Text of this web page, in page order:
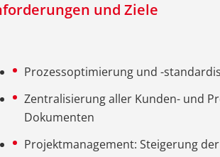
und Ziele
Prozessoptimierung und -
Zentralisierung aller Kunden- und
Dokumenten
Projektmanagement: Steigerung